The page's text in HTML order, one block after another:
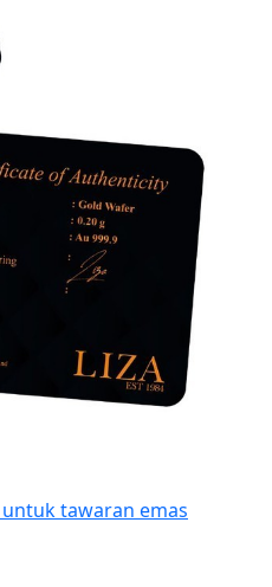
untuk tawaran emas